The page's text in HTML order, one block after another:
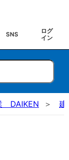
SNS
ログ
イン
DAIKEN 建